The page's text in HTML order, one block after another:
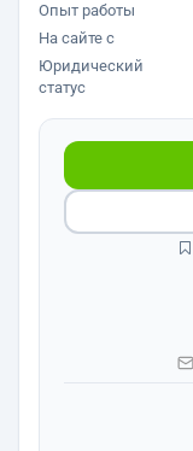
Опыт работы
На сайте с
Юридический
статус